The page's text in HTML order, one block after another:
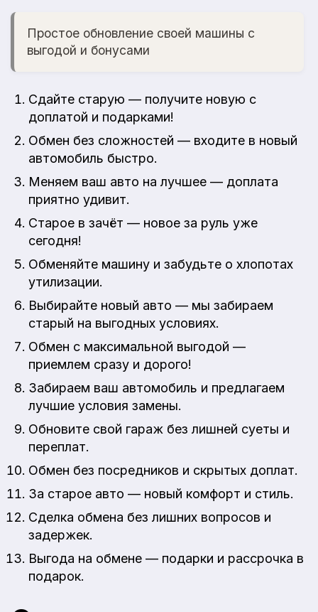
Простое обновление своей машины с
выгодой и бонусами
Сдайте старую — получите новую с
доплатой и подарками!
Обмен без сложностей — входите в новый
автомобиль быстро.
Меняем ваш авто на лучшее — доплата
приятно удивит.
Старое в зачёт — новое за руль уже
сегодня!
Обменяйте машину и забудьте о хлопотах
утилизации.
Выбирайте новый авто — мы забираем
старый на выгодных условиях.
Обмен с максимальной выгодой —
приемлем сразу и дорого!
Забираем ваш автомобиль и предлагаем
лучшие условия замены.
Обновите свой гараж без лишней суеты и
переплат.
Обмен без посредников и скрытых доплат.
За старое авто — новый комфорт и стиль.
Сделка обмена без лишних вопросов и
задержек.
Выгода на обмене — подарки и рассрочка в
подарок.